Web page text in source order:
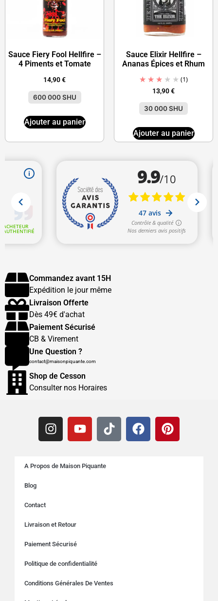
Sauce Fiery Fool Hellfire –
4 Piments et Tomate
14,90€
600 000 SHU
Ajouter au panier
Sauce Elixir Hellfire –
Ananas Épices et Rhum
(1)
13,90€
30 000 SHU
Ajouter au panier
Commandez avant 15H
Expédition le jour même
Livraison Offerte
Dès 49€ d'achat
Paiement Sécurisé
CB & Virement
Une Question ?
contact@maisonpiquante.com
Shop de Cesson
Consulter nos Horaires
A Propos de Maison Piquante
Blog
Contact
Livraison et Retour
Paiement Sécurisé
Politique de confidentialité
Conditions Générales De Ventes